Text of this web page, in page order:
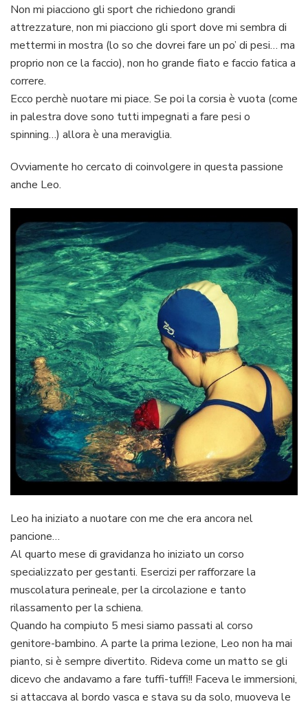
Non mi piacciono gli sport che richiedono grandi
attrezzature, non mi piacciono gli sport dove mi sembra di
mettermi in mostra (lo so che dovrei fare un po’ di pesi… ma
proprio non ce la faccio), non ho grande fiato e faccio fatica a
correre.
Ecco perchè nuotare mi piace. Se poi la corsia è vuota (come
in palestra dove sono tutti impegnati a fare pesi o
spinning…) allora è una meraviglia.
Ovviamente ho cercato di coinvolgere in questa passione
anche Leo.
Leo ha iniziato a nuotare con me che era ancora nel
pancione…
Al quarto mese di gravidanza ho iniziato un corso
specializzato per gestanti. Esercizi per rafforzare la
muscolatura perineale, per la circolazione e tanto
rilassamento per la schiena.
Quando ha compiuto 5 mesi siamo passati al corso
genitore-bambino. A parte la prima lezione, Leo non ha mai
pianto, si è sempre divertito. Rideva come un matto se gli
dicevo che andavamo a fare tuffi-tuffi!! Faceva le immersioni,
si attaccava al bordo vasca e stava su da solo, muoveva le